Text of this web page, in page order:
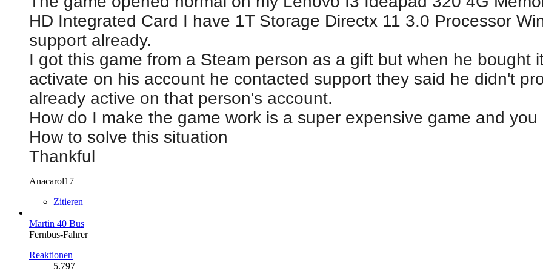
HD Integrated Card I have 1T Storage Directx 11 3.0 Processor
support already.
I got this game from a Steam person as a gift but when he bought
activate on his account he contacted support they said he didn't
already active on that person's account.
How do I make the game work is a super expensive game and
How to solve this situation
Thankful
Anacarol17
Zitieren
Martin 40 Bus
Fernbus-Fahrer
Reaktionen
5.797